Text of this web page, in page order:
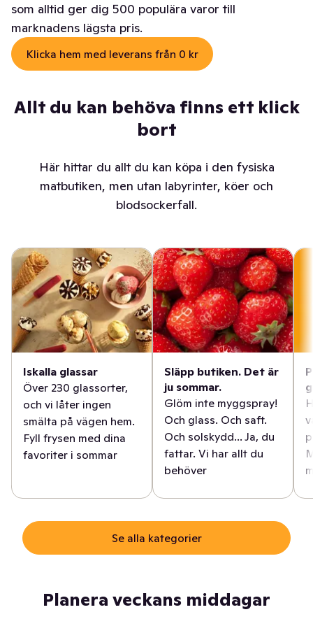
som alltid ger dig 500 populära varor till
marknadens lägsta pris.
Klicka hem med leverans från 0 kr
Allt du kan behöva finns ett klick
bort
Här hittar du allt du kan köpa i den fysiska
matbutiken, men utan labyrinter, köer och
blodsockerfall.
Iskalla glassar
Över 230 glassorter,
och vi låter ingen
smälta på vägen hem.
Fyll frysen med dina
favoriter i sommar
Släpp butiken. Det är
ju sommar.
Glöm inte myggspray!
Och glass. Och saft.
Och solskydd... Ja, du
fattar. Vi har allt du
behöver
Se alla kategorier
Planera veckans middagar